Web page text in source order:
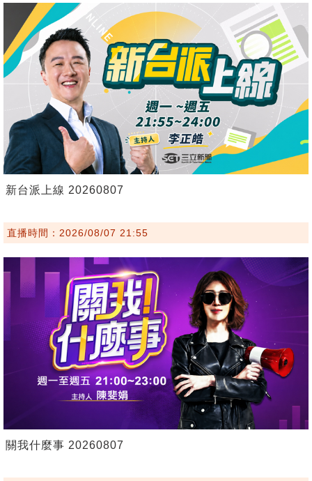
新台派上線 20260807
直播時間：2026/08/07 21:55
關我什麼事 20260807